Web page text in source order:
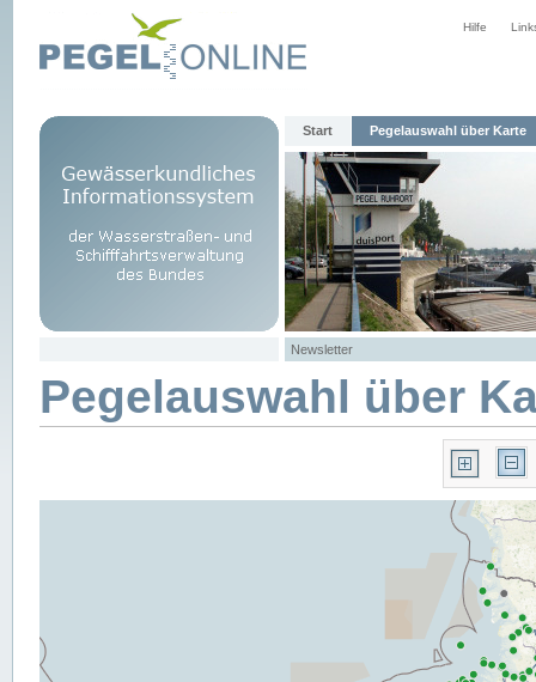
Hilfe
Start Pegelauswahl über Karte
Newsletter
Pegelauswahl über